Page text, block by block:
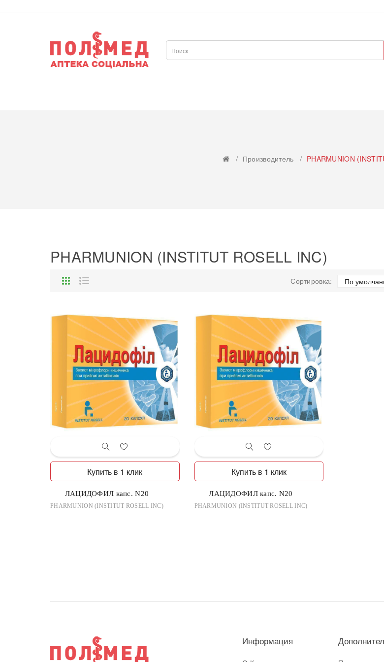
Производитель PHARMUNION
PHARMUNION (INSTITUT ROSELL INC)
Сортировка:
Купить в 1 клик
ЛАЦИДОФИЛ капс. N20
PHARMUNION (INSTITUT ROSELL INC)
Купить в 1 клик
ЛАЦИДОФИЛ капс. N20
PHARMUNION (INSTITUT ROSELL INC)
Информация